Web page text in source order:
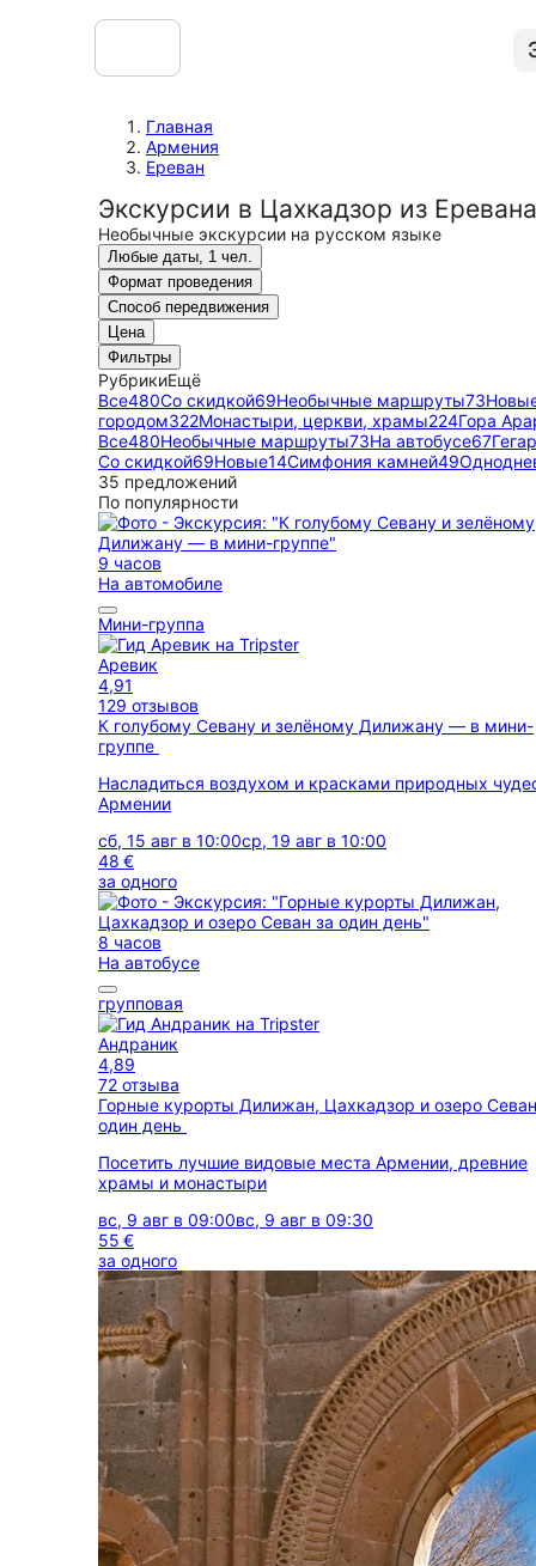
Главная
Армения
Ереван
Экскурсии в Цахкадзор из Еревана
Необычные экскурсии на русском языке
Любые даты, 1 чел.
Формат проведения
Способ передвижения
Цена
Фильтры
РубрикиЕщё
Все480Со скидкой69Необычные маршруты73
городом322Монастыри, церкви, храмы224Гора
Все480Необычные маршруты73На автобусе67
Со скидкой69Новые14Симфония камней49
35 предложений
По популярности
9 часов
На автомобиле
Мини-группа
Аревик
4,91
129 отзывов
К голубому Севану и зелёному Дилижану — в мини-
группе
Насладиться воздухом и красками природных
Армении
сб, 15 авг в 10:00ср, 19 авг в 10:00
48 €
за одного
8 часов
На автобусе
групповая
Андраник
4,89
72 отзыва
Горные курорты Дилижан, Цахкадзор и озеро
один день
Посетить лучшие видовые места Армении, древние
храмы и монастыри
вс, 9 авг в 09:00вс, 9 авг в 09:30
55 €
за одного